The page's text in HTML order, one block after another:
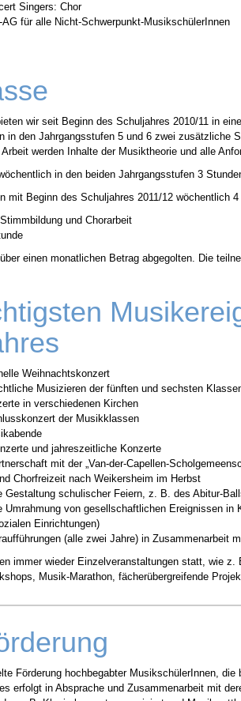
Singers: Chor
AG für alle Nicht-Schwerpunkt-MusikschülerInnen
wir seit Beginn des Schuljahres 2010/11 in
in den Jahrgangsstufen 5 und 6 zwei
werden Inhalte der Musiktheorie und alle
in den beiden Jahrgangsstufen 3
mit Beginn des Schuljahres 2011/12 wöchentlich
und Chorarbeit
einen monatlichen Betrag abgegolten. Die
Weihnachtskonzert
Musizieren der fünften und sechsten
in verschiedenen Kirchen
der Musikklassen
und jahreszeitliche Konzerte
mit der „Van-der-Capellen-
Chorfreizeit nach Weikersheim im Herbst
Gestaltung schulischer Feiern, z. B. des Abitur-
Umrahmung von gesellschaftlichen Ereignissen
Einrichtungen)
(alle zwei Jahre) in Zusammenarbeit
immer wieder Einzelveranstaltungen statt, wie
Musik-Marathon, fächerübergreifende
Förderung hochbegabter MusikschülerInnen,
erfolgt in Absprache und Zusammenarbeit mit